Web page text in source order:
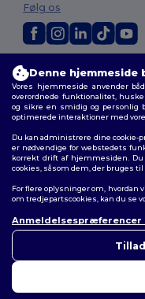
2026. Alle
Vilkår og Betingelser|
cookies|Sitemap
Følg os
Denne hjemmeside
Vores hjemmeside anvender
overordnede funktionalitet,
og sikre en smidig og personlig
optimerede interaktioner med
Du kan administrere dine cookie-
er nødvendige for webstedets
korrekt drift af hjemmesiden.
cookies, såsom dem, der bruges
For flere oplysninger om, hvordan
om tredjepartscookies, kan du se
Anmeldelsespræferencer